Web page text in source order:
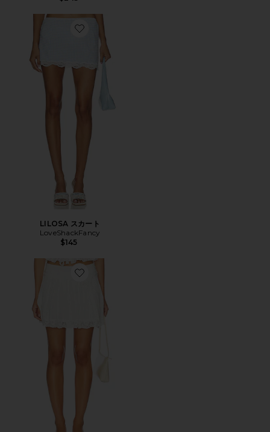
Favorite LILOSA スカート
LILOSA スカート
LoveShackFancy
$145
Favorite SOLENA スカート